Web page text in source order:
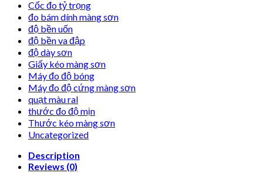
Cốc đo tỷ trọng
đo bám dính màng sơn
độ bền uốn
độ bền va đập
độ dày sơn
Giấy kéo màng sơn
Máy đo độ bóng
Máy đo độ cứng màng sơn
quạt màu ral
thước đo độ mịn
Thước kéo màng sơn
Uncategorized
Description
Reviews (0)